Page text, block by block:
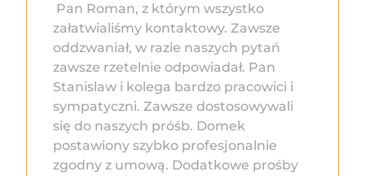
Pan Roman, z którym wszystko
załatwialiśmy kontaktowy. Zawsze
oddzwaniał, w razie naszych pytań
zawsze rzetelnie odpowiadał. Pan
Stanislaw i kolega bardzo pracowici i
sympatyczni. Zawsze dostosowywali
się do naszych próśb. Domek
postawiony szybko profesjonalnie
zgodny z umową. Dodatkowe prośby